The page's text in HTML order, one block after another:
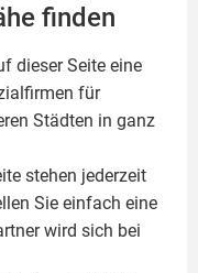
finden
dieser Seite eine
für
Städten in ganz
stehen jederzeit
Sie einfach eine
wird sich bei